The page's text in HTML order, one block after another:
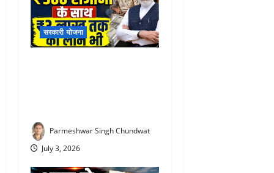
सरकारी योजना
Parmeshwar Singh Chundwat
July 3, 2026